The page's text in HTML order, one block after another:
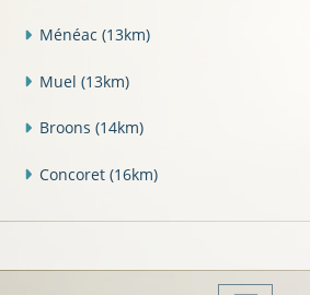
Ménéac (13km)
Muel (13km)
Broons (14km)
Concoret (16km)